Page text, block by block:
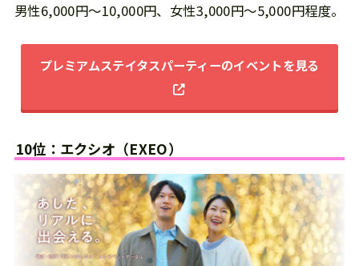
男性6,000円～10,000円、女性3,000円～5,000円程度。
プレミアムステイタスパーティーのイベントを見る
10位：エクシオ（EXEO）